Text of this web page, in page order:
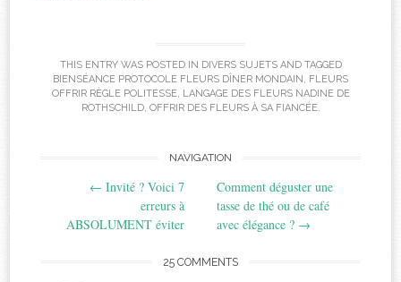
THIS ENTRY WAS POSTED IN DIVERS SUJETSAND TAGGED
BIENSÉANCE PROTOCOLE FLEURS DÎNER MONDAIN
FLEURS
OFFRIR RÈGLE POLITESSE, LANGAGE DES FLEURS NADINE DE
ROTHSCHILD, OFFRIR DES FLEURS À SA FIANCÉE.
navigation
NAVIGATION
← Invité ? Voici 7
erreurs à
ABSOLUMENT éviter
Comment déguster une
tasse de thé ou de café
avec élégance ? →
25 COMMENTS